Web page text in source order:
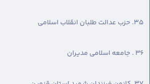
٣٥. حزب عدالت طلبان انقلاب اسلامی
٣٦ . جامعه اسلامی مدیران